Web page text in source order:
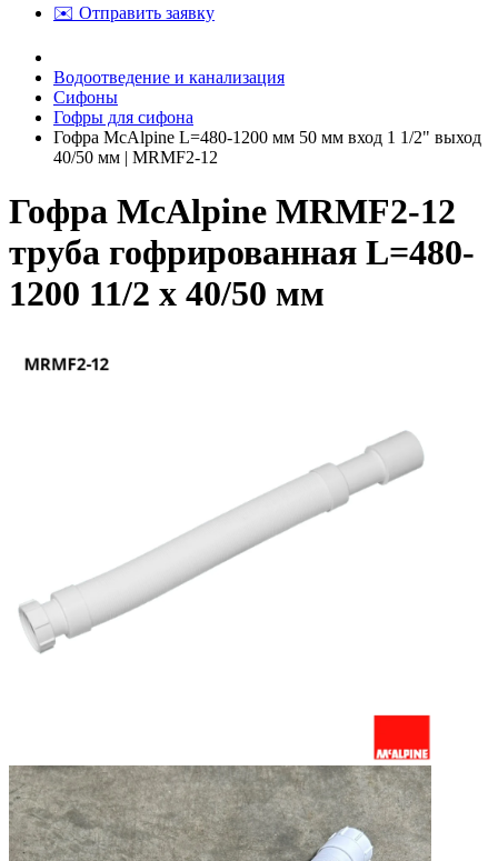
✉️ Отправить заявку
Водоотведение и канализация
Сифоны
Гофры для сифона
Гофра McAlpine L=480-1200 мм 50 мм вход 1 1/2" выход
40/50 мм | MRMF2-12
Гофра McAlpine MRMF2-12
труба гофрированная L=480-
1200 11/2 х 40/50 мм